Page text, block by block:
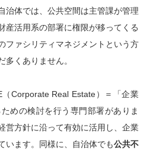
治体では、公共空間は主管課が管理
産活用系の部署に権限が移ってくる
ファシリティマネジメントという方
くありません。
Corporate Real Estate）＝「企業
めの検討を行う専門部署がありま
営方針に沿って有効に活用し、企業
います。同様に、自治体でも公共不